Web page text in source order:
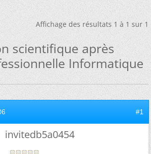
Affichage des résultats 1 à 1 sur 1
scientifique après
Informatique
#1
invitedb5a0454